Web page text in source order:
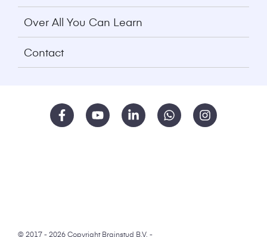
Over All You Can Learn
Contact
© 2017 - 2026 Copyright Brainstud B.V. -